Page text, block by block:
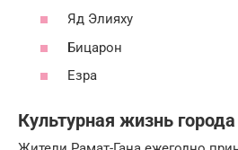
Яд Элияху
Бицарон
Езра
Культурная жизнь города